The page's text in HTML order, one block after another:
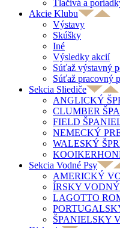
Tlačivá a
Akcie Klubu
Výstavy
Skúšky
Iné
Výsledky akcií
Súťaž výstavný
Súťaž pracovný
Sekcia Sliediče
ANGLICKÝ
CLUMBER
FIELD
NEMECKÝ
WALESKÝ
Sekcia Vodné Psy
AMERICKÝ
ÍRSKY
LAGOTTO
ŠPANIELSKY